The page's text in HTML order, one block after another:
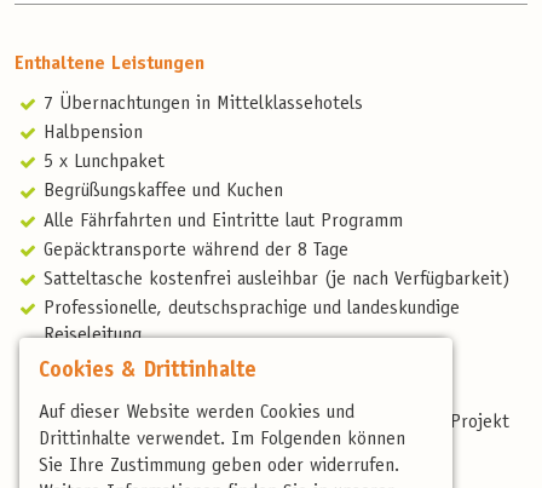
Cookies & Drittinhalte
Auf dieser Website werden Cookies und
Drittinhalte verwendet. Im Folgenden können
Sie Ihre Zustimmung geben oder widerrufen.
Enthaltene Leistungen
7 Übernachtungen in Mittelklassehotels
Halbpension
5 x Lunchpaket
Begrüßungskaffee und Kuchen
Alle Fährfahrten und Eintritte laut Programm
Gepäcktransporte während der 8 Tage
Satteltasche kostenfrei ausleihbar (je nach Verfügbarkeit)
Professionelle, deutschsprachige und landeskundige
Reiseleitung
Artenliste
Spende Höhbeck-Projekt, mehr unter: Wiedehopf-Projekt
Höhbeck (birdingtours.de)